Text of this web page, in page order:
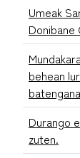
Umeak
Donibane
behean
batengana
Durango
zuten.